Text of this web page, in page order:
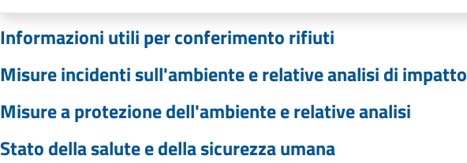
Informazioni utili per conferimento rifiuti
Misure incidenti sull'ambiente e relative analisi di impatto
Misure a protezione dell'ambiente e relative analisi
Stato della salute e della sicurezza umana